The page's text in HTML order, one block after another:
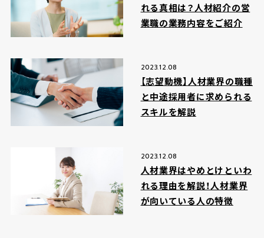
れる真相は？人材紹介の営
業職の業務内容をご紹介
2023.12.08
【志望動機】人材業界の職種
と中途採用者に求められる
スキルを解説
2023.12.08
人材業界はやめとけといわ
れる理由を解説！人材業界
が向いている人の特徴